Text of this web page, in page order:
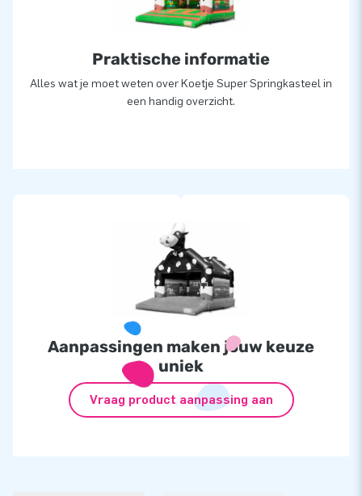
ook wel creators of greatness.
Praktische informatie
Alles wat je moet weten over Koetje Super Springkasteel in
een handig overzicht.
Aanpassingen maken jouw keuze
uniek
Vraag product aanpassing aan